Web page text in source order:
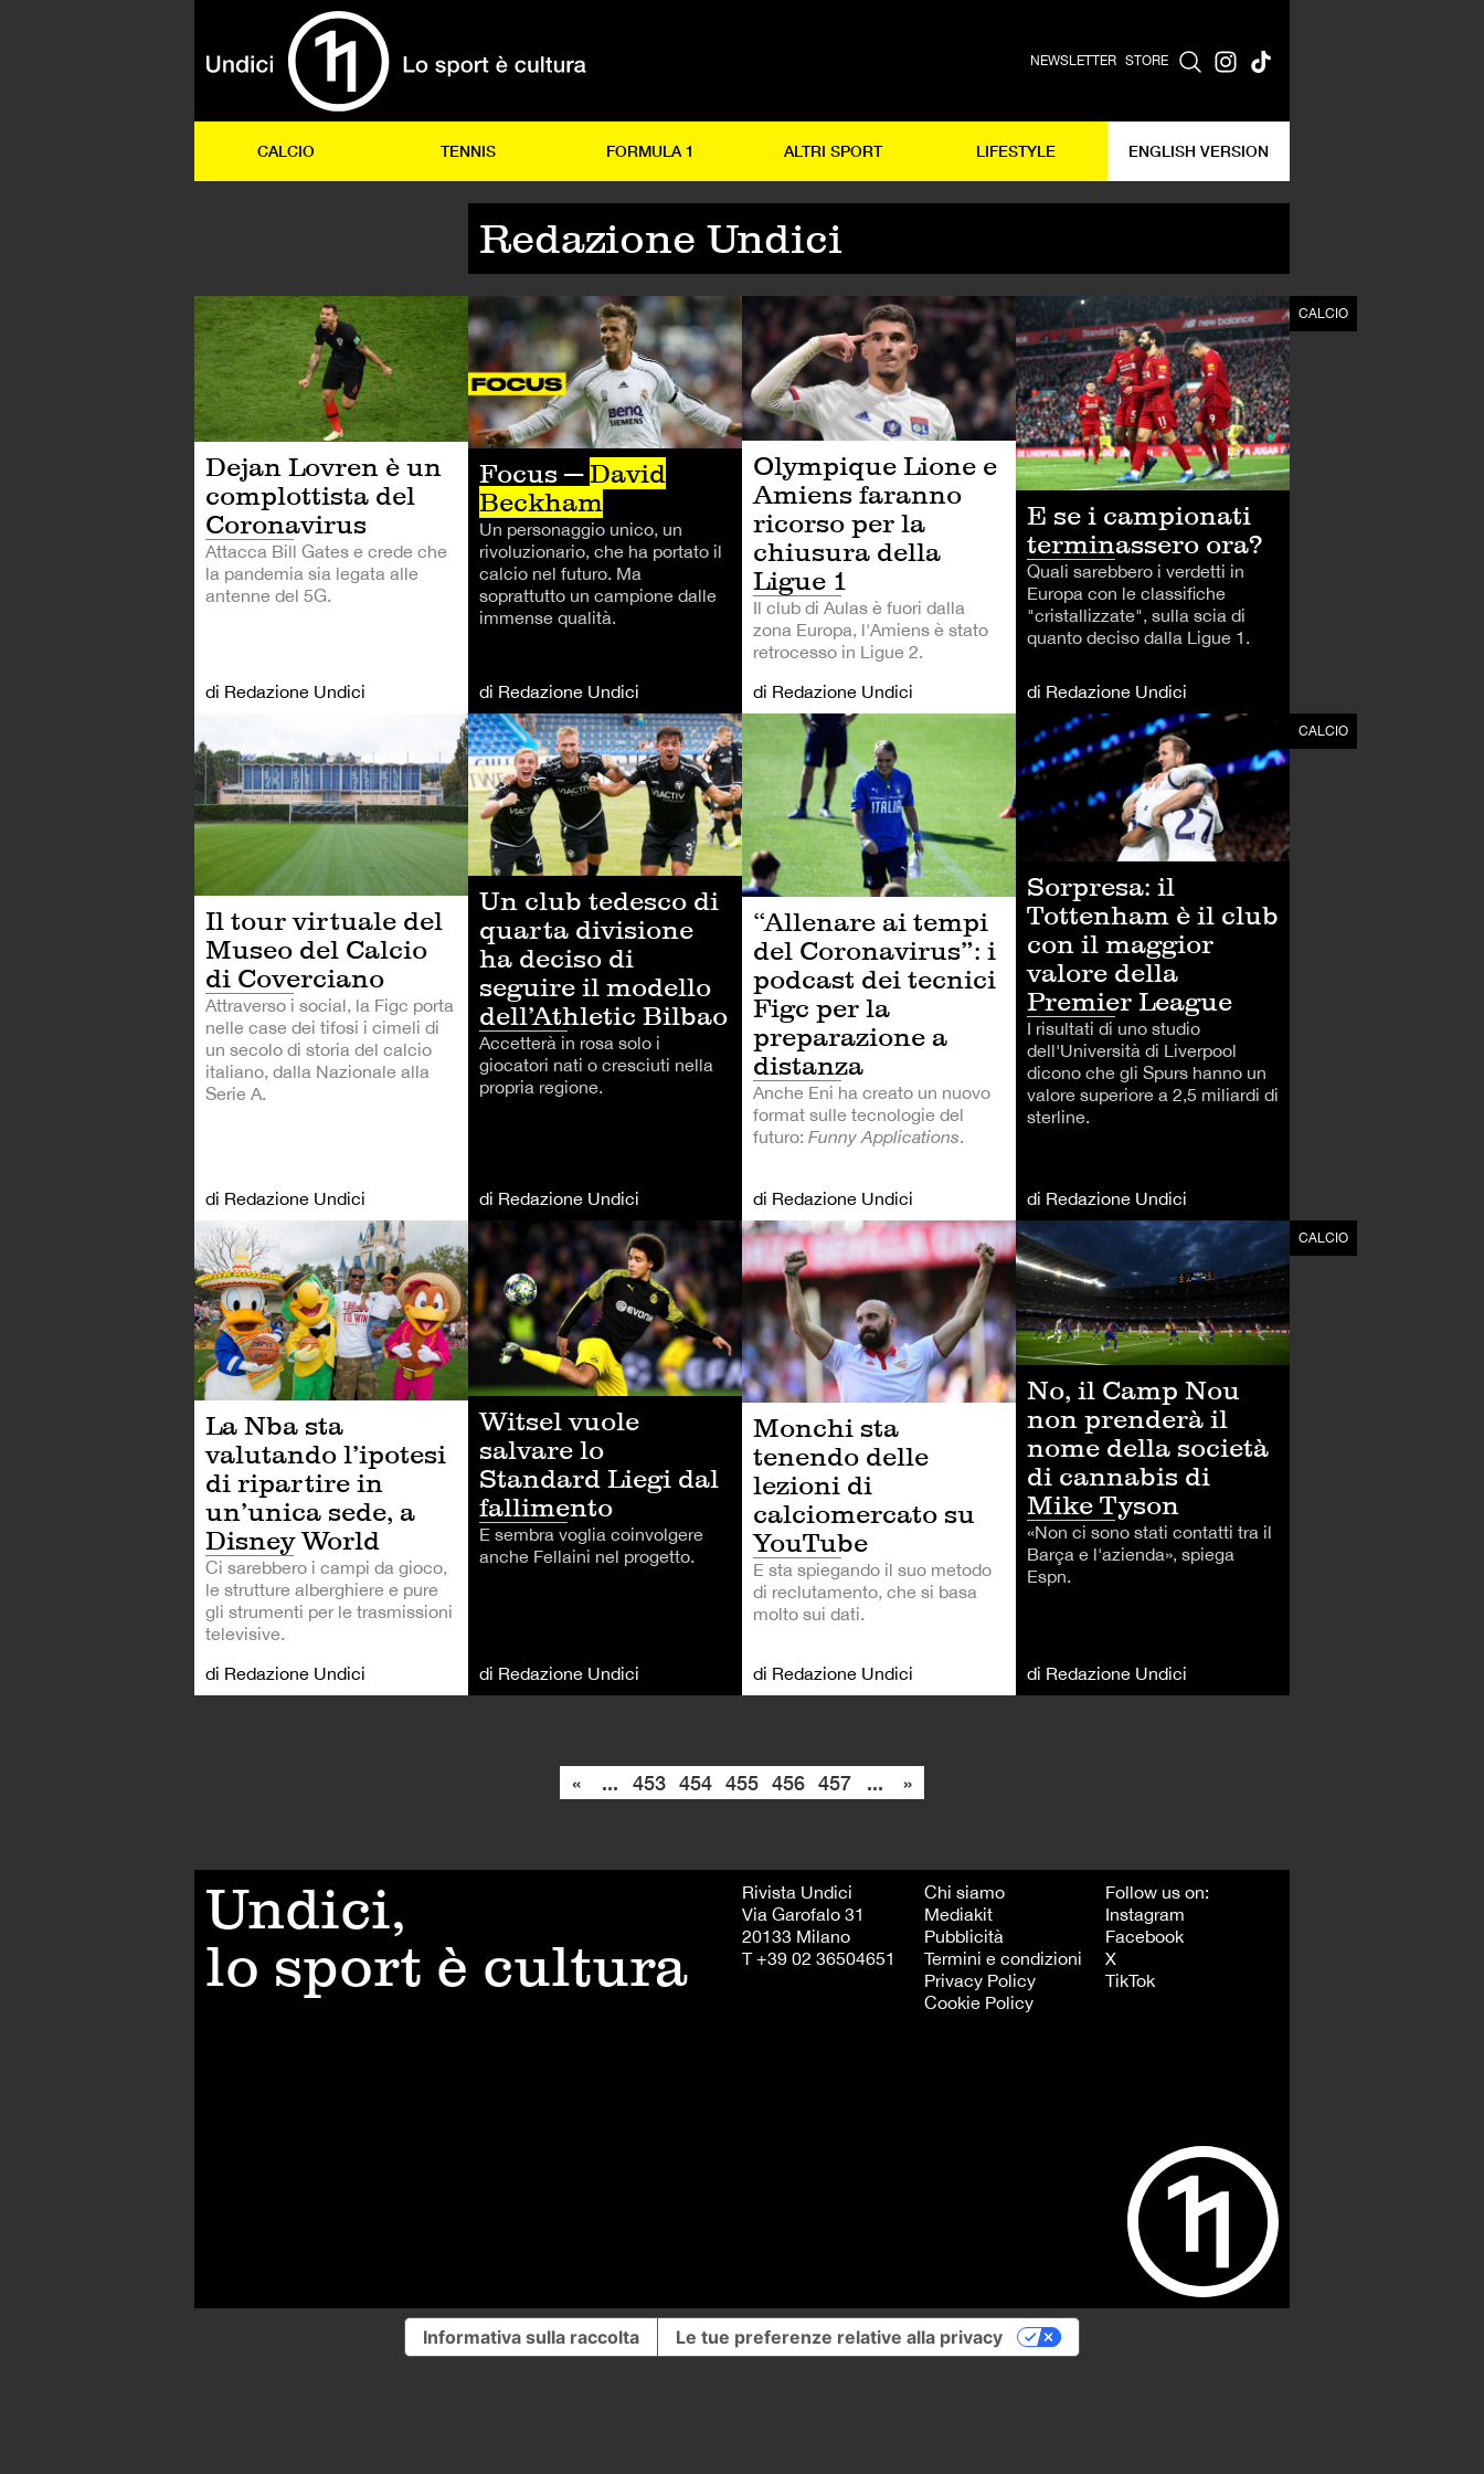
NEWSLETTER STORE
CALCIO TENNIS FORMULA 1 ALTRI SPORT LIFESTYLE ENGLISH VERSION
Redazione Undici
CALCIO
Dejan Lovren è un
complottista del
Coronavirus
Attacca Bill Gates e crede che
la pandemia sia legata alle
antenne del 5G.
di Redazione Undici
CALCIO
Focus —David
Beckham
Un personaggio unico, un
rivoluzionario, che ha portato il
calcio nel futuro. Ma
soprattutto un campione dalle
immense qualità.
di Redazione Undici
CALCIO
Olympique Lione e
Amiens faranno
ricorso per la
chiusura della
Ligue 1
Il club di Aulas è fuori dalla
zona Europa, l'Amiens è stato
retrocesso in Ligue 2.
di Redazione Undici
CALCIO
E se i campionati
terminassero ora?
Quali sarebbero i verdetti in
Europa con le classifiche
"cristallizzate", sulla scia di
quanto deciso dalla Ligue 1.
di Redazione Undici
CALCIO
Il tour virtuale del
Museo del Calcio
di Coverciano
Attraverso i social, la Figc porta
nelle case dei tifosi i cimeli di
un secolo di storia del calcio
italiano, dalla Nazionale alla
Serie A.
di Redazione Undici
Un club tedesco di
quarta divisione
ha deciso di
seguire il modello
dell’Athletic Bilbao
Accetterà in rosa solo i
giocatori nati o cresciuti nella
propria regione.
di Redazione Undici
CALCIO
“Allenare ai tempi
del Coronavirus”: i
podcast dei tecnici
Figc per la
preparazione a
distanza
Anche Eni ha creato un nuovo
format sulle tecnologie del
futuro: Funny Applications.
di Redazione Undici
CALCIO
Sorpresa: il
Tottenham è il club
con il maggior
valore della
Premier League
I risultati di uno studio
dell'Università di Liverpool
dicono che gli Spurs hanno un
valore superiore a 2,5 miliardi di
sterline.
di Redazione Undici
ALTRI SPORT
La Nba sta
valutando l’ipotesi
di ripartire in
un’unica sede, a
Disney World
Ci sarebbero i campi da gioco,
le strutture alberghiere e pure
gli strumenti per le trasmissioni
televisive.
di Redazione Undici
CALCIO
Witsel vuole
salvare lo
Standard Liegi dal
fallimento
E sembra voglia coinvolgere
anche Fellaini nel progetto.
di Redazione Undici
CALCIO
Monchi sta
tenendo delle
lezioni di
calciomercato su
YouTube
E sta spiegando il suo metodo
di reclutamento, che si basa
molto sui dati.
di Redazione Undici
CALCIO
No, il Camp Nou
non prenderà il
nome della società
di cannabis di
Mike Tyson
«Non ci sono stati contatti tra il
Barça e l'azienda», spiega
Espn.
di Redazione Undici
« ... 453 454 455 456 457 ... »
Undici,
lo sport è cultura
Rivista Undici
Via Garofalo 31
20133 Milano
T +39 02 36504651
Chi siamo
Mediakit
Pubblicità
Termini e condizioni
Privacy Policy
Cookie Policy
Follow us on:
Instagram
Facebook
X
TikTok
Informativa sulla raccolta Le tue preferenze relative alla privacy